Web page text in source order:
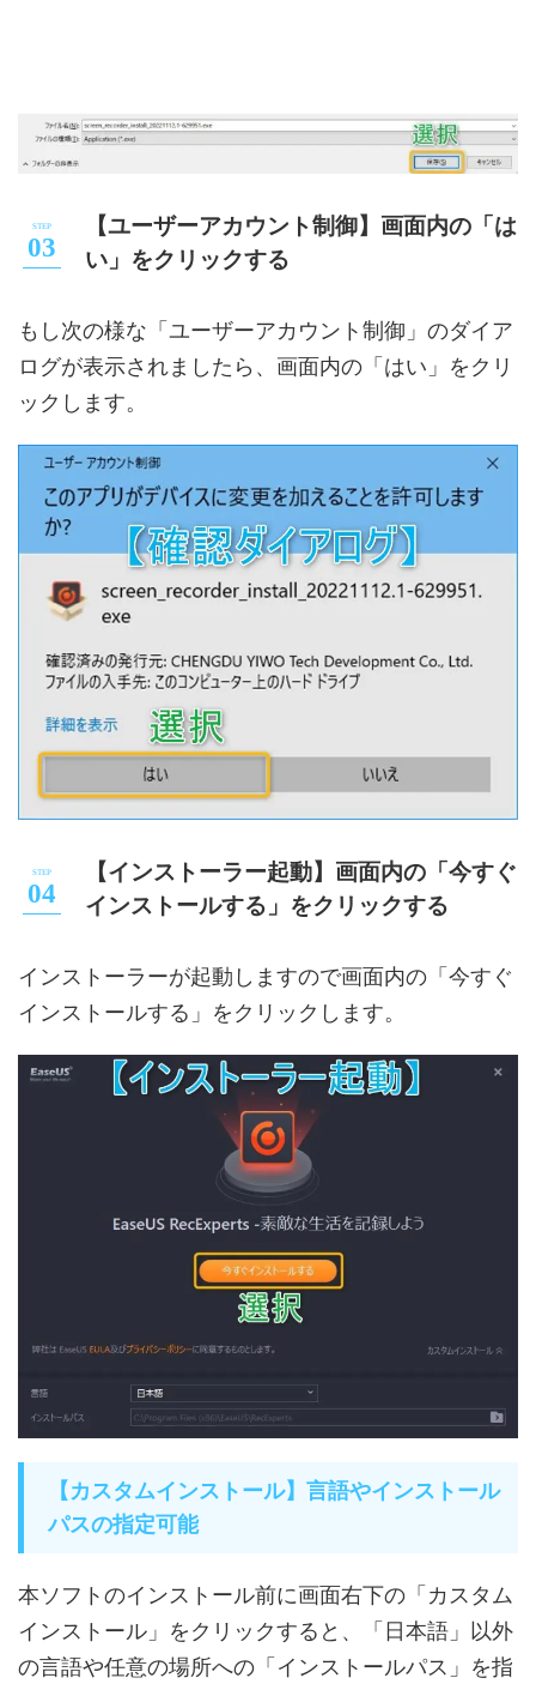
【ユーザーアカウント制御】画面内の「は
い」をクリックする
もし次の様な「ユーザーアカウント制御」のダイア
ログが表示されましたら、画面内の「はい」をクリ
ックします。
【インストーラー起動】画面内の「今すぐ
インストールする」をクリックする
インストーラーが起動しますので画面内の「今すぐ
インストールする」をクリックします。
【カスタムインストール】言語やインストール
パスの指定可能
本ソフトのインストール前に画面右下の「カスタム
インストール」をクリックすると、「日本語」以外
の言語や任意の場所への「インストールパス」を指